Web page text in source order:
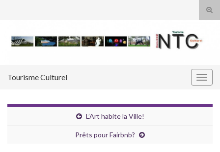
Tourisme Culturel
L’Art habite la Ville!
Prêts pour Fairbnb?